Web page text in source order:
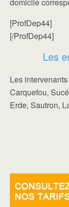
[ProfDep44]
[/ProfDep44]
Les
Les
Carquefou,
Erde, Sautron,